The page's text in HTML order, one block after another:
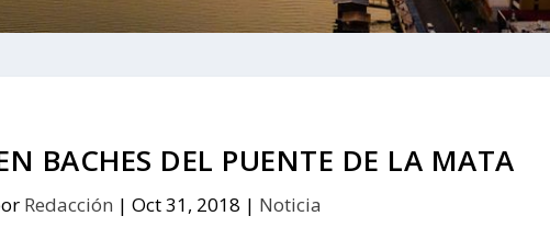
BACHES DEL PUENTE DE LA MATA
Redacción | Oct 31, 2018 | Noticia